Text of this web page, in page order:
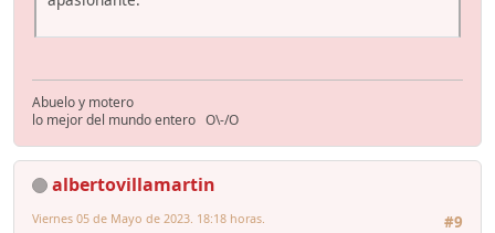
Abuelo y motero
lo mejor del mundo entero O\-/O
albertovillamartin
#9
Viernes 05 de Mayo de 2023. 18:18 horas.